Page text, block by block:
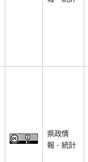
県政情
報・統計